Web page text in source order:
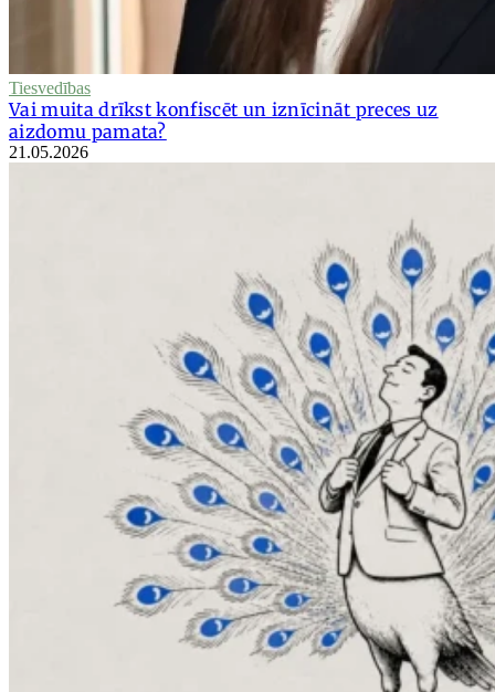
Tiesvedības
Vai muita drīkst konfiscēt un iznīcināt preces uz
aizdomu pamata?
21.05.2026